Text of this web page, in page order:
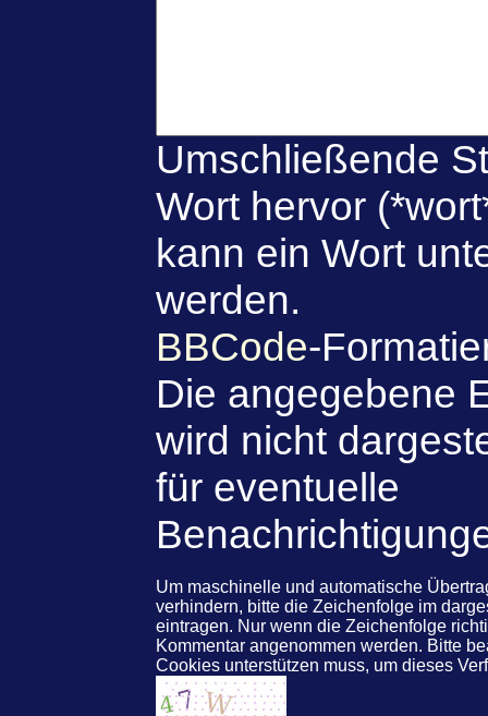
Umschließende
Wort hervor
kann ein Wort
werden.
BBCode-
Die angegebene
wird nicht
für eventuelle
Um maschinelle und automatische
verhindern, bitte die Zeichenfolge im
eintragen. Nur wenn die Zeichenfolge
Kommentar angenommen werden. Bitte
Cookies unterstützen muss, um dieses